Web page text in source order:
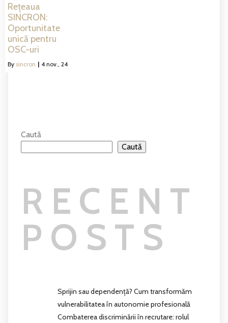
Rețeaua
SINCRON:
Oportunitate
unică pentru
OSC-uri
By sincron | 4 nov., 24
Caută
Caută
RECENT
POSTS
Sprijin sau dependență? Cum transformăm
vulnerabilitatea în autonomie profesională
Combaterea discriminării în recrutare: rolul